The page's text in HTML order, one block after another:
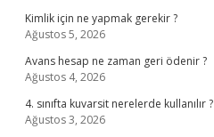
Kimlik için ne yapmak gerekir ?
Ağustos 5, 2026
Avans hesap ne zaman geri ödenir ?
Ağustos 4, 2026
4. sınıfta kuvarsit nerelerde kullanılır ?
Ağustos 3, 2026